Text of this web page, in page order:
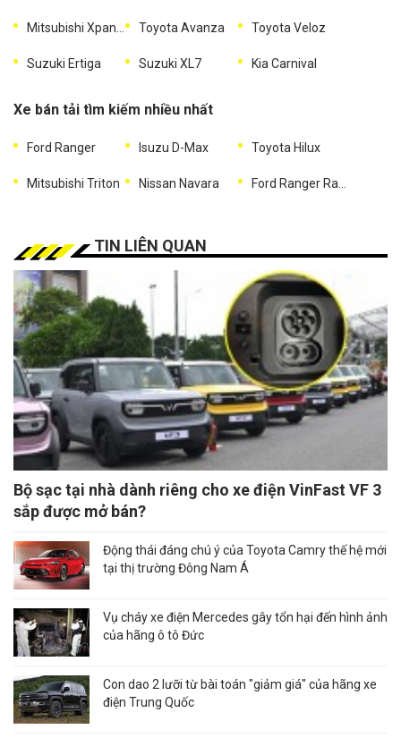
Toyota Avanza Toyota Veloz
Suzuki Ertiga Suzuki XL7 Kia Carnival
Xe bán tải tìm kiếm nhiều nhất
Ford Ranger Isuzu D-Max Toyota Hilux
Mitsubishi Triton Nissan Navara
TIN LIÊN QUAN
Bộ sạc tại nhà dành riêng cho xe điện VinFast VF 3
sắp được mở bán?
Động thái đáng chú ý của Toyota Camry thế hệ mới
tại thị trường Đông Nam Á
Vụ cháy xe điện Mercedes gây tổn hại đến hình ảnh
của hãng ô tô Đức
Con dao 2 lưỡi từ bài toán "giảm giá" của hãng xe
điện Trung Quốc